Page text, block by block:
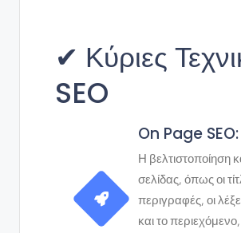
✔ Κύριες
SEO
On Page SEO:
Η βελτιστοποίηση
σελίδας, όπως οι
περιγραφές, οι
και το